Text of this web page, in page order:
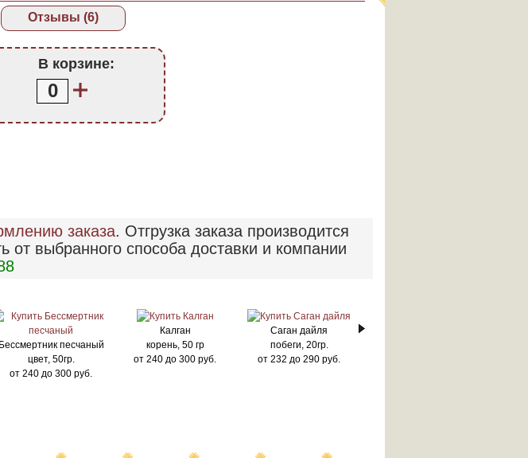
Отзывы (6)
В корзине:
0
заказа. Отгрузка заказа производится
от выбранного способа доставки и компании
Бессмертник песчаный
цвет, 50гр.
от 240 до 300 руб.
Калган
корень, 50 гр
от 240 до 300 руб.
Саган дайля
побеги, 20гр.
от 232 до 290 руб.